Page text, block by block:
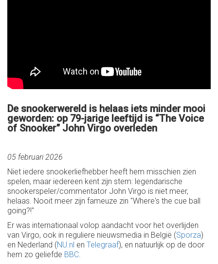
De snookerwereld is helaas iets minder mooi
geworden: op 79-jarige leeftijd is “The Voice
of Snooker” John Virgo overleden
05 februari 2026
Niet iedere snookerliefhebber heeft hem misschien zien
spelen, maar iedereen kent zijn stem: legendarische
snookerspeler/commentator John Virgo is niet meer,
helaas. Nooit meer zijn fameuze zin "Where's the cue ball
going?!"
Er was internationaal volop aandacht voor het overlijden
van Virgo, ook in reguliere nieuwsmedia in België (Sporza)
en Nederland (NU.nl en Telegraaf), en natuurlijk op de door
hem zo geliefde BBC.